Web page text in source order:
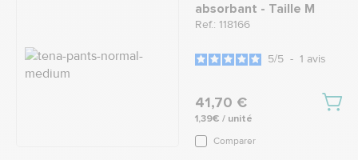
absorbant - Taille M
Ref.: 118166
5/5 - 1 avis
41,70 €
1,39€ / unité
Comparer